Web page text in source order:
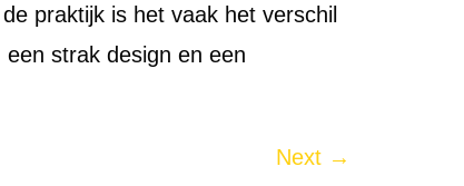
praktijk is het vaak het verschil
een strak design en een
Next →